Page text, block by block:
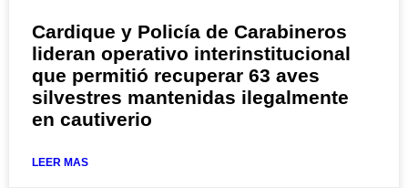
Cardique y Policía de Carabineros
lideran operativo interinstitucional
que permitió recuperar 63 aves
silvestres mantenidas ilegalmente
en cautiverio
LEER MAS